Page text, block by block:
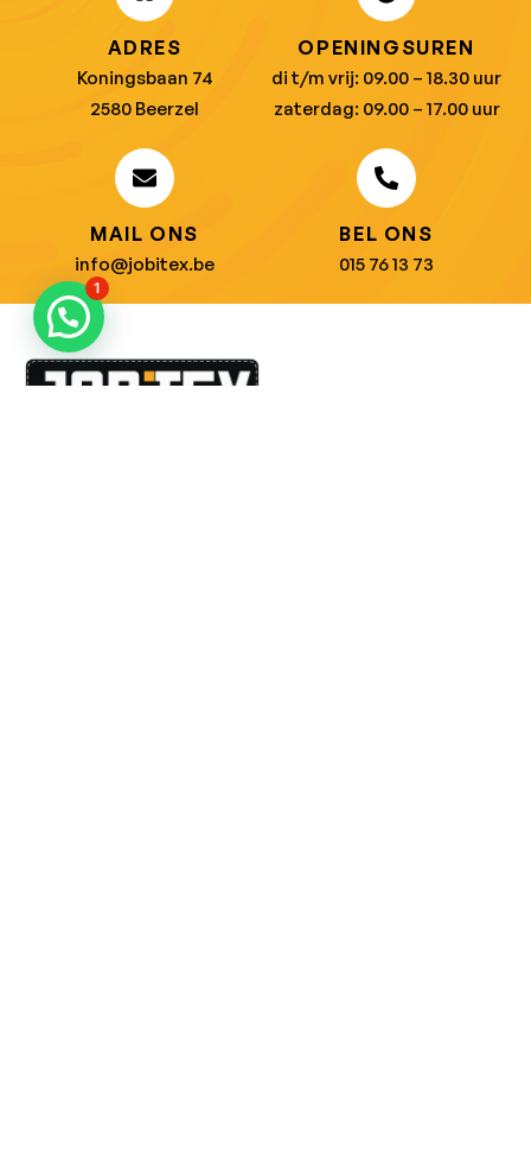
ADRES
Koningsbaan 74
2580 Beerzel
OPENINGSUREN
di t/m vrij: 09.00 – 18.30 uur
zaterdag: 09.00 – 17.00 uur
MAIL ONS
info@jobitex.be
BEL ONS
015 76 13 73
1